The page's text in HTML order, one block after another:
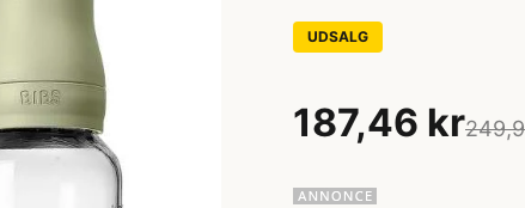
UDSALG
187,46 kr